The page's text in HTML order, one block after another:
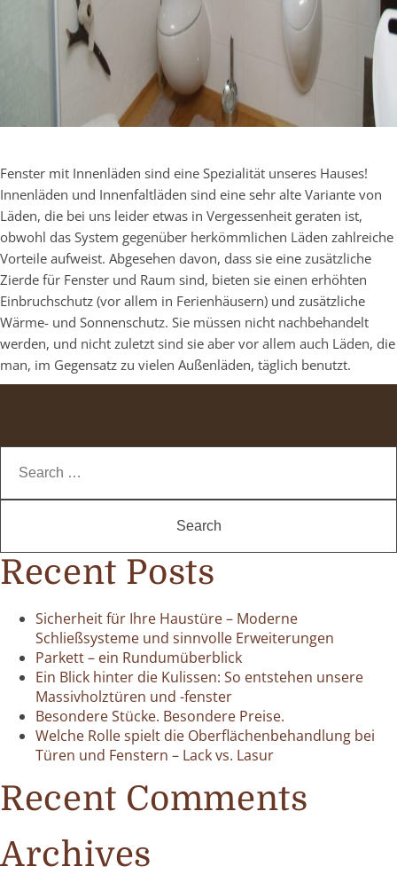
Fenster mit Innenläden sind eine Spezialität unseres Hauses!
Innenläden und Innenfaltläden sind eine sehr alte Variante von
Läden, die bei uns leider etwas in Vergessenheit geraten ist,
obwohl das System gegenüber herkömmlichen Läden zahlreiche
Vorteile aufweist. Abgesehen davon, dass sie eine zusätzliche
Zierde für Fenster und Raum sind, bieten sie einen erhöhten
Einbruchschutz (vor allem in Ferienhäusern) und zusätzliche
Wärme- und Sonnenschutz. Sie müssen nicht nachbehandelt
werden, und nicht zuletzt sind sie aber vor allem auch Läden, die
man, im Gegensatz zu vielen Außenläden, täglich benutzt.
for:
Recent Posts
Sicherheit für Ihre Haustüre – Moderne
Schließsysteme und sinnvolle Erweiterungen
Parkett – ein Rundumüberblick
Ein Blick hinter die Kulissen: So entstehen unsere
Massivholztüren und -fenster
Besondere Stücke. Besondere Preise.
Welche Rolle spielt die Oberflächenbehandlung bei
Türen und Fenstern – Lack vs. Lasur
Recent Comments
Archives